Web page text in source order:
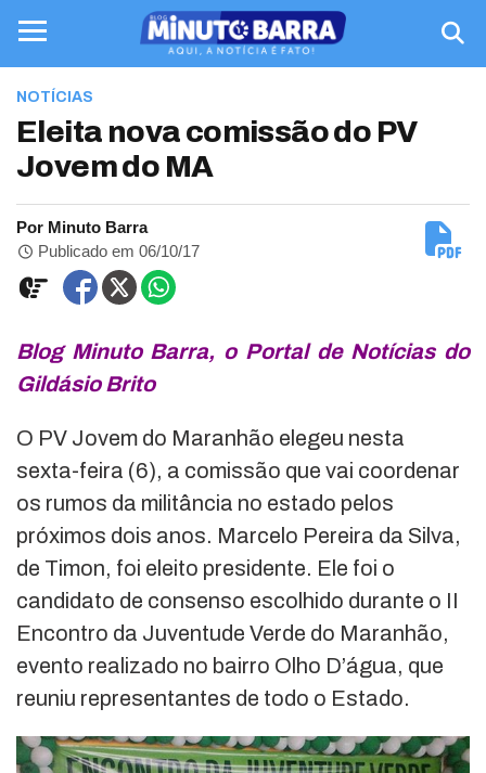
NOTÍCIAS
Eleita nova comissão do PV
Jovem do MA
Por Minuto Barra
Publicado em 06/10/17
Blog Minuto Barra, o Portal de Notícias do
Gildásio Brito
O PV Jovem do Maranhão elegeu nesta
sexta-feira (6), a comissão que vai coordenar
os rumos da militância no estado pelos
próximos dois anos. Marcelo Pereira da Silva,
de Timon, foi eleito presidente. Ele foi o
candidato de consenso escolhido durante o II
Encontro da Juventude Verde do Maranhão,
evento realizado no bairro Olho D’água, que
reuniu representantes de todo o Estado.